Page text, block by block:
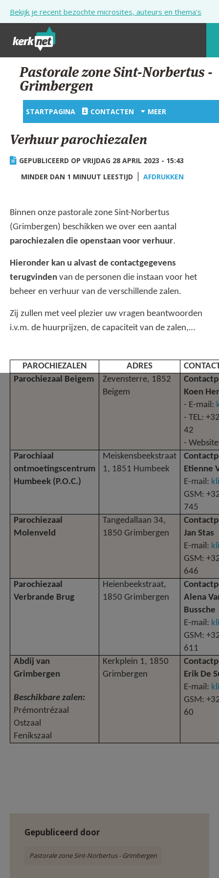
Bekijk je recent bezochte microsites, auteurs en thema's
STARTPAGINA
KERK
VIERINGEN
ZOEKEN
MIJN PAROCHIE
AANMELDEN OF REGISTREREN
Pastorale zone Sint-Norbertus -
Grimbergen
STARTPAGINA CONTACTEN MEER
Verhuur parochiezalen
GEPUBLICEERD OP VRIJDAG 28 APRIL 2023 - 15:43
MINDER DAN 1 MINUUT LEESTIJD
AFDRUKKEN
Binnen onze pastorale zone Sint-Norbertus
(Grimbergen) beschikken we over een aantal
parochiezalen die openstaan voor verhuur.
Hieronder kan u alvast de contactgegevens
terugvinden van de personen die instaan voor het
beheer en verhuur van de verschillende zalen.
Zij zullen met veel plezier uw vragen beantwoorden
i.v.m. de huurprijzen, de capaciteit van de zalen,…
PAROCHIEZALEN ADRES
Parochiezaal Beigem
Zevensterre, 1852
Beigem
Koen
- E-mail:
- TEL:
42
-
Parochiaal
ontmoetingscentrum
Humbeek (P.O.C.)
Meiskensbeekstraat
1, 1851 Humbeek
Etienne
E-mail:
GSM:
745
Parochiezaal
Molenveld
Tangedallaan 34,
1850 Grimbergen
Jan Stas
E-mail:
GSM:
646
Parochiezaal
Verbrande Brug
Heienbeekstraat,
1850 Grimbergen
Alena
Bussche
E-mail:
GSM:
611
Abdij van
Grimbergen
Beschikbare zalen:
Prémontrézaal
Ostzaal
Fenikszaal
Kerkplein 1, 1850
Grimbergen
Erik De
E-mail:
GSM:
60
Gepubliceerd door
Pastorale zone Sint-Norbertus - Grimbergen